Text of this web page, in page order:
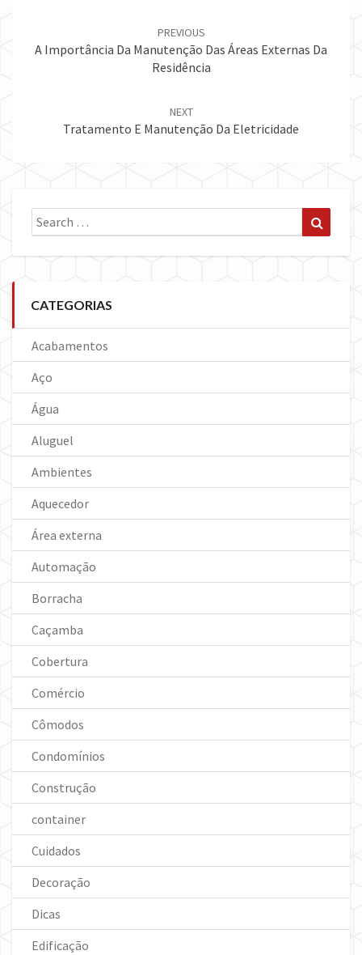
PREVIOUS
A Importância Da Manutenção Das Áreas Externas Da
Residência
NEXT
Tratamento E Manutenção Da Eletricidade
Search
for:
CATEGORIAS
Acabamentos
Aço
Água
Aluguel
Ambientes
Aquecedor
Área externa
Automação
Borracha
Caçamba
Cobertura
Comércio
Cômodos
Condomínios
Construção
container
Cuidados
Decoração
Dicas
Edificação